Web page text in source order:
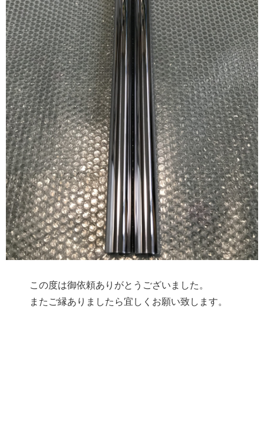
この度は御依頼ありがとうございました。
またご縁ありましたら宜しくお願い致します。